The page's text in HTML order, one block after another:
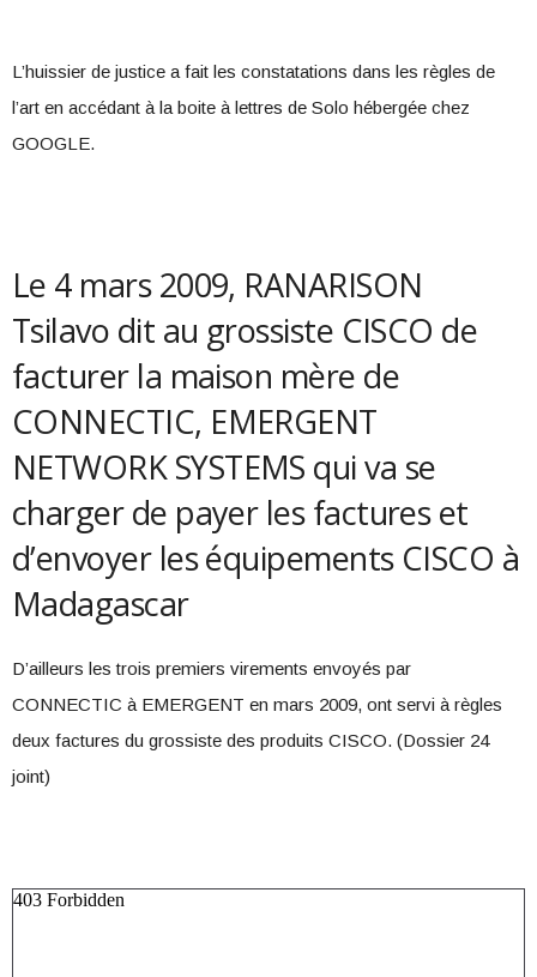
L’huissier de justice a fait les constatations dans les règles de
l’art en accédant à la boite à lettres de Solo hébergée chez
GOOGLE.
Le 4 mars 2009, RANARISON
Tsilavo dit au grossiste CISCO de
facturer la maison mère de
CONNECTIC, EMERGENT
NETWORK SYSTEMS qui va se
charger de payer les factures et
d’envoyer les équipements CISCO à
Madagascar
D’ailleurs les trois premiers virements envoyés par
CONNECTIC à EMERGENT en mars 2009, ont servi à règles
deux factures du grossiste des produits CISCO. (Dossier 24
joint)